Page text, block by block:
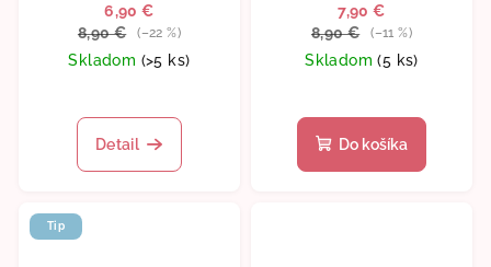
6,90 €
8,90 €
(–22 %)
Skladom (>5 ks)
Detail
7,90 €
8,90 €
(–11 %)
Skladom(5 ks)
hodnotenie
produktu
Do košíka
Tip